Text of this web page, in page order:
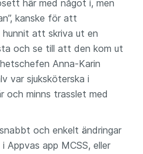
här med något i, men
kanske för att
att skriva ut en
och se till att den kom ut
Anna-Karin
var sjuksköterska i
och minns trasslet med
och enkelt ändringar
Appvas app MCSS, eller